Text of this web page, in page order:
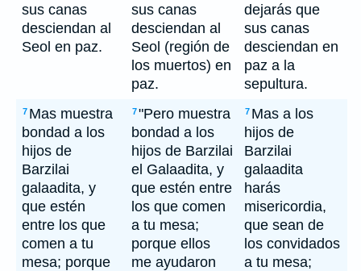
sus canas
desciendan al
Seol en paz.
sus canas
desciendan al
Seol (región de
los muertos) en
paz.
dejarás que
sus canas
desciendan en
paz a la
sepultura.
7 Mas muestra
bondad a los
hijos de
Barzilai
galaadita, y
que estén
entre los que
comen a tu
mesa; porque
7"Pero muestra
bondad a los
hijos de Barzilai
el Galaadita, y
que estén entre
los que comen
a tu mesa;
porque ellos
me ayudaron
7 Mas a los
hijos de
Barzilai
galaadita
harás
misericordia,
que sean de
los convidados
a tu mesa;